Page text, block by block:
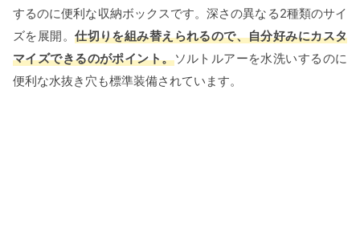
するのに便利な収納ボックスです。深さの異なる2種類のサイ
ズを展開。仕切りを組み替えられるので、自分好みにカスタ
マイズできるのがポイント。ソルトルアーを水洗いするのに
便利な水抜き穴も標準装備されています。